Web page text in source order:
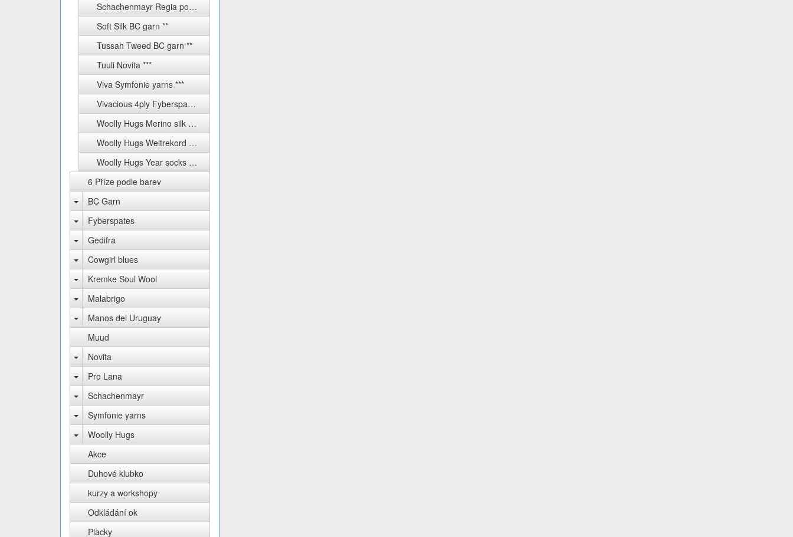
Schachenmayr Regia ponožkové příze
Soft Silk BC garn **
Tussah Tweed BC garn **
Tuuli Novita ***
Viva Symfonie yarns ***
Vivacious 4ply Fyberspates
Woolly Hugs Merino silk socks ****
Woolly Hugs Weltrekord sockenwolle 4-fach ****
Woolly Hugs Year socks ****
6 Příze podle barev
BC Garn
Fyberspates
Gedifra
Cowgirl blues
Kremke Soul Wool
Malabrigo
Manos del Uruguay
Muud
Novita
Pro Lana
Schachenmayr
Symfonie yarns
Woolly Hugs
Akce
Duhové klubko
kurzy a workshopy
Odkládání ok
Placky